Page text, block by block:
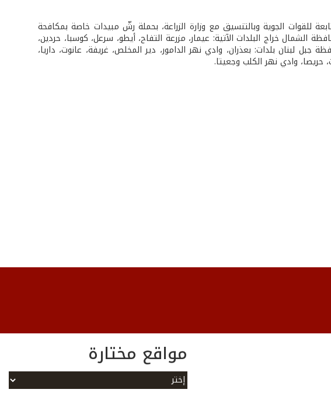
للقوات الجوية وبالتنسيق مع وزارة الزراعة، بحملة رشّ مبيدات خاصة بمكافحة
خراج البلدات الآتية: عيمار، مزرعة التفاح، أيطو، سرعل، كوسبا، حردين،
لبنان بلدات: بعذران، وادي نهر الدامور، دير المخلص، غريفة، عانوت، داريا،
وادي نهر الكلب وجعيتا.
مواقع مختارة